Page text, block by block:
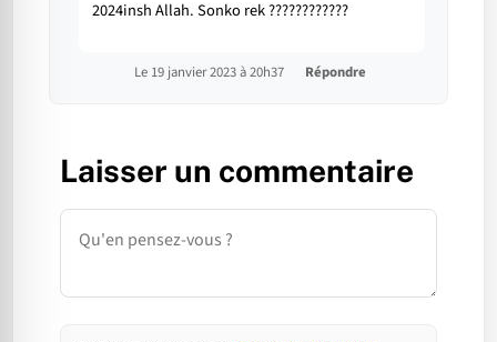
2024insh Allah. Sonko rek ????????????
Le 19 janvier 2023 à 20h37 Répondre
Laisser un commentaire
Commentaire